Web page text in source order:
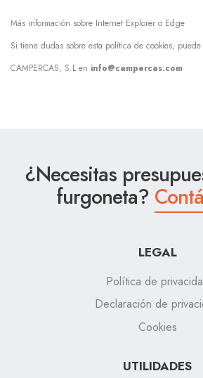
Más información sobre Internet Explorer o Edge
Si tiene dudas sobre esta política de cookies,
CAMPERCAS, S.L en info@campercas.com
¿Necesitas
furgoneta?
LEGAL
Política de
Declaración de
Cookies
UTILIDADES